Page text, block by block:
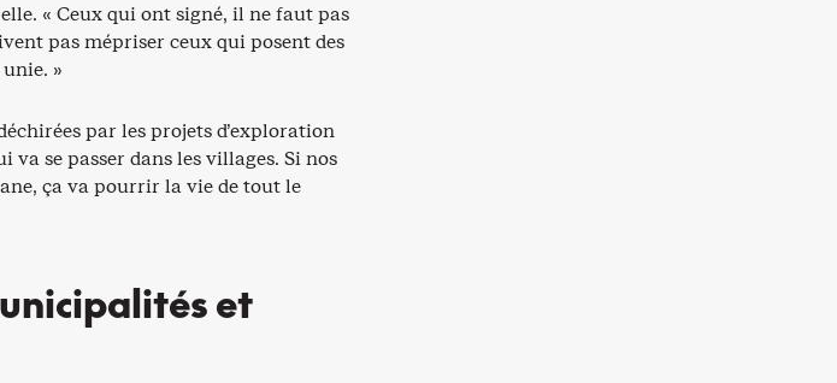
« Ceux qui ont signé, il ne faut pas
pas mépriser ceux qui posent des
»
par les projets d’exploration
va se passer dans les villages. Si nos
ça va pourrir la vie de tout le
et